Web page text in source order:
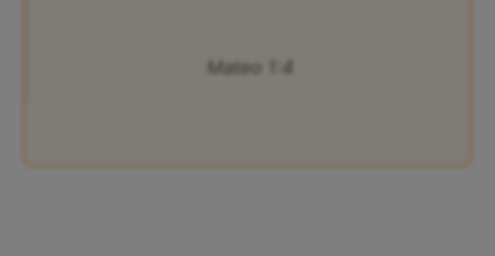
Mateo 1:4